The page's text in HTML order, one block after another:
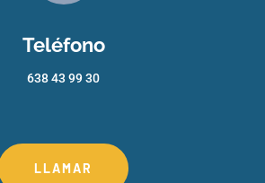
Teléfono
638 43 99 30
LLAMAR